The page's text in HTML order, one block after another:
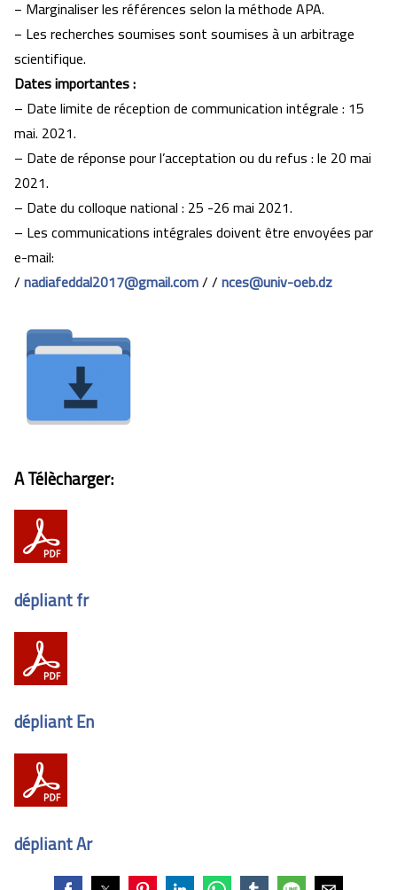
− Marginaliser les références selon la méthode APA.
− Les recherches soumises sont soumises à un arbitrage
scientifique.
Dates importantes :
– Date limite de réception de communication intégrale : 15
mai. 2021.
– Date de réponse pour l’acceptation ou du refus : le 20 mai
2021.
– Date du colloque national : 25 -26 mai 2021.
– Les communications intégrales doivent être envoyées par
e-mail:
/nadiafeddal2017@gmail.com/ /nces@univ-oeb.dz
A Télècharger:
dépliant fr
dépliant En
dépliant Ar